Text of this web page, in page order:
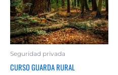
Seguridad privada
CURSO GUARDA RURAL